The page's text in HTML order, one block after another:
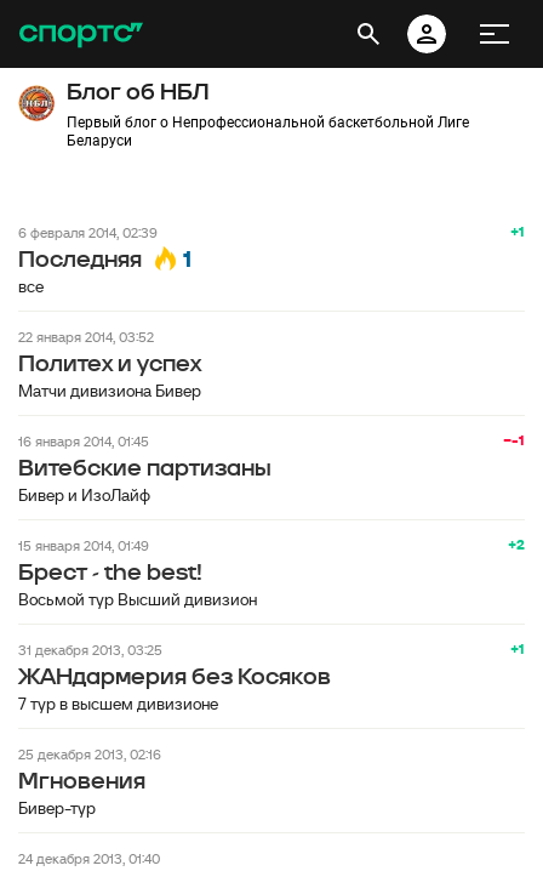
Блог об НБЛ
Первый блог о Непрофессиональной баскетбольной Лиге
Беларуси
+1
6 февраля 2014, 02:39
Последняя 1
все
22 января 2014, 03:52
Политех и успех
Матчи дивизиона Бивер
−-1
16 января 2014, 01:45
Витебские партизаны
Бивер и ИзоЛайф
+2
15 января 2014, 01:49
Брест - the best!
Восьмой тур Высший дивизион
+1
31 декабря 2013, 03:25
ЖАНдармерия без Косяков
7 тур в высшем дивизионе
25 декабря 2013, 02:16
Мгновения
Бивер-тур
24 декабря 2013, 01:40